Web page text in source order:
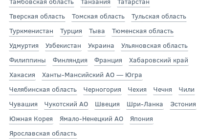
Тверская область
Томская область
Тульская область
Туркменистан
Турция Тыва
Тюменская область
Удмуртия
Узбекистан Украина
Ульяновская область
Филиппины
Финляндия Франция
Хабаровский край
Хакасия
Ханты-Мансийский АО — Югра
Челябинская область
Черногория Чехия Чечня
Чили
Чувашия
Чукотский АО Швеция Шри-Ланка
Эстония
Южная Корея
Ямало-Ненецкий АО
Япония
Ярославская область